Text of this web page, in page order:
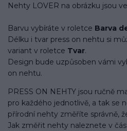
Nehty LOVER na obrázku jsou
Barvu vybíráte v roletce Barva
Délku i tvar press on nehtu si
variant v roletce Tvar.
Design bude uzpůsoben vámi
on nehtu.
PRESS ON NEHTY jsou ručně
pro každého jednotlivě, a tak se
přírodní nehty změříte správně,
Jak změřit nehty naleznete v